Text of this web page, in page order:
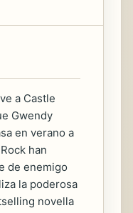
a Castle
Gwendy
en verano a
han
de enemigo
la poderosa
novella